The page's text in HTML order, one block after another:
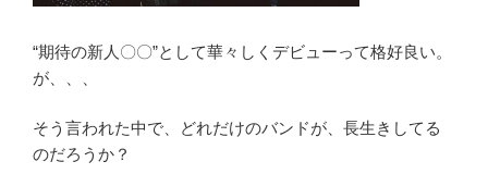
“期待の新人〇〇”として華々しくデビューって格好良い。
が、、、
そう言われた中で、どれだけのバンドが、長生きしてる
のだろうか？